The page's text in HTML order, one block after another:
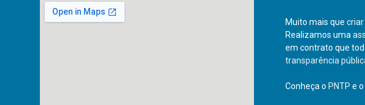
Muito mais que
Realizamos uma
em contrato que
transparência
Conheça o PNTP e o